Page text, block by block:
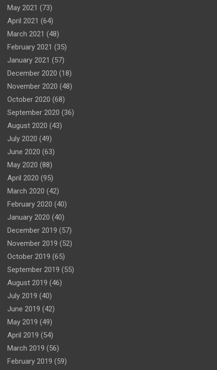
May 2021 (73)
April 2021 (64)
March 2021 (48)
February 2021 (35)
January 2021 (57)
December 2020 (18)
November 2020 (48)
October 2020 (68)
September 2020 (36)
August 2020 (43)
July 2020 (49)
June 2020 (63)
May 2020 (88)
April 2020 (95)
March 2020 (42)
February 2020 (40)
January 2020 (40)
December 2019 (57)
November 2019 (52)
October 2019 (65)
September 2019 (55)
August 2019 (46)
July 2019 (40)
June 2019 (42)
May 2019 (49)
April 2019 (54)
March 2019 (56)
February 2019 (59)